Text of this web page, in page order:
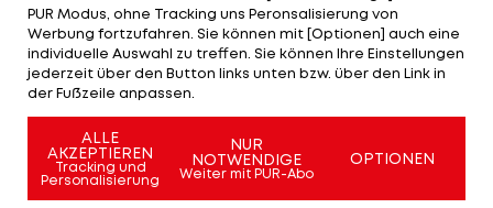
der ÖFB-Legionäre Karim Onisiwo, Kevin Stöger
und Philipp Mwene die Dienste Svenssonsrund 1,5
Millionen Euro kosten
In München saß Nachwuchschef Jan Siewert als
Interimsnachfolger von Lichte auf der Bank.
PUR Modus, ohne Tracking uns Peronsalisierung von
Werbung fortzufahren. Sie können mit [Optionen] auch eine
individuelle Auswahl zu treffen. Sie können Ihre Einstellungen
jederzeit über den Button links unten bzw. über den Link in
der Fußzeile anpassen.
ALLE
AKZEPTIEREN
Tracking und
Personalisierung
NUR
NOTWENDIGE
Weiter mit PUR-Abo
OPTIONEN